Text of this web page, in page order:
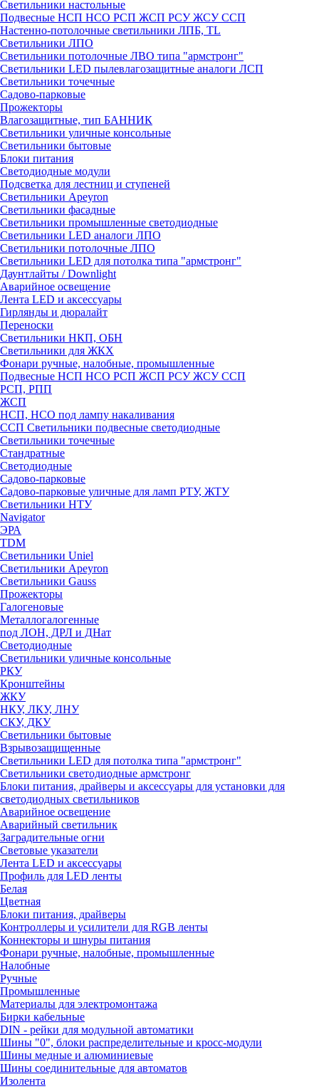
Светильники настольные
Подвесные НСП НСО РСП ЖСП РСУ ЖСУ ССП
Настенно-потолочные светильники ЛПБ, TL
Светильники ЛПО
Светильники потолочные ЛВО типа "армстронг"
Светильники LED пылевлагозащитные аналоги ЛСП
Светильники точечные
Садово-парковые
Прожекторы
Влагозащитные, тип БАННИК
Светильники уличные консольные
Светильники бытовые
Блоки питания
Светодиодные модули
Подсветка для лестниц и ступеней
Светильники Apeyron
Светильники фасадные
Светильники промышленные светодиодные
Светильники LED аналоги ЛПО
Светильники потолочные ЛПО
Светильники LED для потолка типа "армстронг"
Даунтлайты / Downlight
Аварийное освещение
Лента LED и аксессуары
Гирлянды и дюралайт
Переноски
Светильники НКП, ОБН
Светильники для ЖКХ
Фонари ручные, налобные, промышленные
Подвесные НСП НСО РСП ЖСП РСУ ЖСУ ССП
РСП, РПП
ЖСП
НСП, НСО под лампу накаливания
ССП Светильники подвесные светодиодные
Светильники точечные
Стандратные
Светодиодные
Садово-парковые
Садово-парковые уличные для ламп РТУ, ЖТУ
Светильники НТУ
Navigator
ЭРА
TDM
Светильники Uniel
Светильники Apeyron
Светильники Gauss
Прожекторы
Галогеновые
Металлогалогенные
под ЛОН, ДРЛ и ДНат
Светодиодные
Светильники уличные консольные
РКУ
Кронштейны
ЖКУ
НКУ, ЛКУ, ЛНУ
СКУ, ДКУ
Светильники бытовые
Взрывозащищенные
Светильники LED для потолка типа "армстронг"
Светильники светодиодные армстронг
Блоки питания, драйверы и аксессуары для установки для
светодиодных светильников
Аварийное освещение
Аварийный светильник
Заградительные огни
Световые указатели
Лента LED и аксессуары
Профиль для LED ленты
Белая
Цветная
Блоки питания, драйверы
Контроллеры и усилители для RGB ленты
Коннекторы и шнуры питания
Фонари ручные, налобные, промышленные
Налобные
Ручные
Промышленные
Материалы для электромонтажа
Бирки кабельные
DIN - рейки для модульной автоматики
Шины "0", блоки распределительные и кросс-модули
Шины медные и алюминиевые
Шины соединительные для автоматов
Изолента